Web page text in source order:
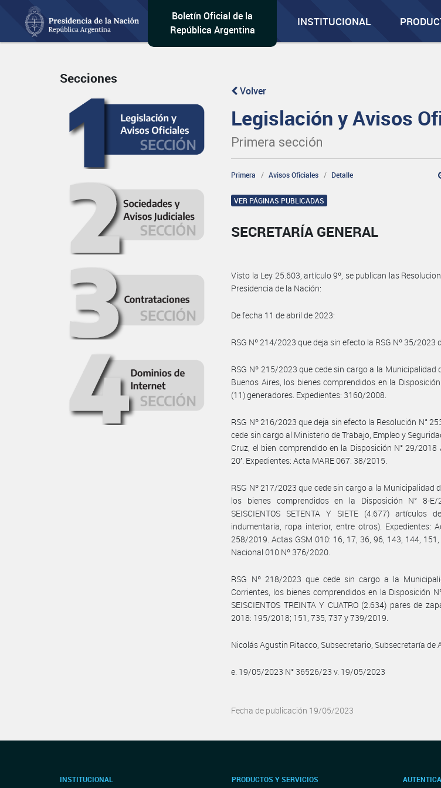
Boletín Oficial de la
República Argentina
INSTITUCIONAL
Secciones
Volver
Legislación y Avisos
Primera sección
Primera Avisos Oficiales Detalle
VER PÁGINAS PUBLICADAS
SECRETARÍA GENERAL
Visto la Ley 25.603, artículo 9º, se publican las
Presidencia de la Nación:
De fecha 11 de abril de 2023:
RSG Nº 214/2023 que deja sin efecto la RSG Nº 35/2023
RSG Nº 215/2023 que cede sin cargo a la Municipalidad
Buenos Aires, los bienes comprendidos en la
(11) generadores. Expedientes: 3160/2008.
RSG Nº 216/2023 que deja sin efecto la Resolución N°
cede sin cargo al Ministerio de Trabajo, Empleo y
Cruz, el bien comprendido en la Disposición N° 29/2018
20’’. Expedientes: Acta MARE 067: 38/2015.
RSG Nº 217/2023 que cede sin cargo a la Municipalidad
los bienes comprendidos en la Disposición N° 8-E/
SEISCIENTOS SETENTA Y SIETE (4.677) artículos
indumentaria, ropa interior, entre otros). Expedientes:
258/2019. Actas GSM 010: 16, 17, 36, 96, 143, 144,
Nacional 010 Nº 376/2020.
RSG Nº 218/2023 que cede sin cargo a la
Corrientes, los bienes comprendidos en la Disposición
SEISCIENTOS TREINTA Y CUATRO (2.634) pares de
2018: 195/2018; 151, 735, 737 y 739/2019.
Nicolás Agustin Ritacco, Subsecretario, Subsecretaría de
e. 19/05/2023 N° 36526/23 v. 19/05/2023
Fecha de publicación 19/05/2023
INSTITUCIONAL PRODUCTOS Y SERVICIOS